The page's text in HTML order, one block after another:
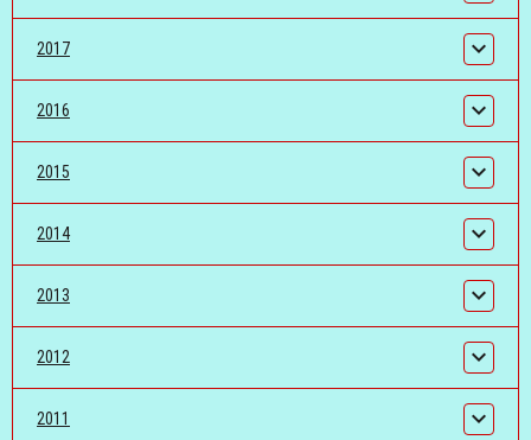
2017
2016
2015
2014
2013
2012
2011